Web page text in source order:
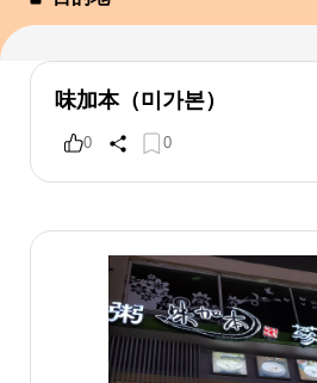
味加本（미가본）
0 0